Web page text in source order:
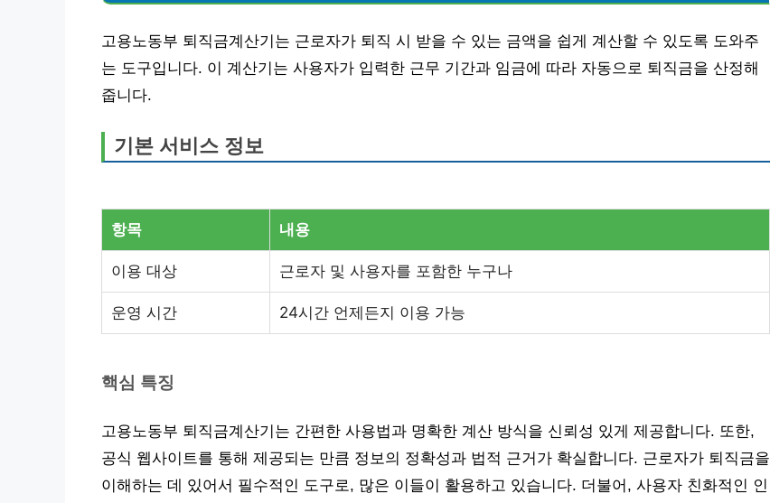
고용노동부 퇴직금계산기는 근로자가 퇴직 시 받을 수 있는 금액을 쉽게 계산할 수 있도록 도와주
는 도구입니다. 이 계산기는 사용자가 입력한 근무 기간과 임금에 따라 자동으로 퇴직금을 산정해
줍니다.
기본 서비스 정보
항목 내용
이용 대상 근로자 및 사용자를 포함한 누구나
운영 시간 24시간 언제든지 이용 가능
핵심 특징
고용노동부 퇴직금계산기는 간편한 사용법과 명확한 계산 방식을 신뢰성 있게 제공합니다. 또한,
공식 웹사이트를 통해 제공되는 만큼 정보의 정확성과 법적 근거가 확실합니다. 근로자가 퇴직금을
이해하는 데 있어서 필수적인 도구로, 많은 이들이 활용하고 있습니다. 더불어, 사용자 친화적인 인